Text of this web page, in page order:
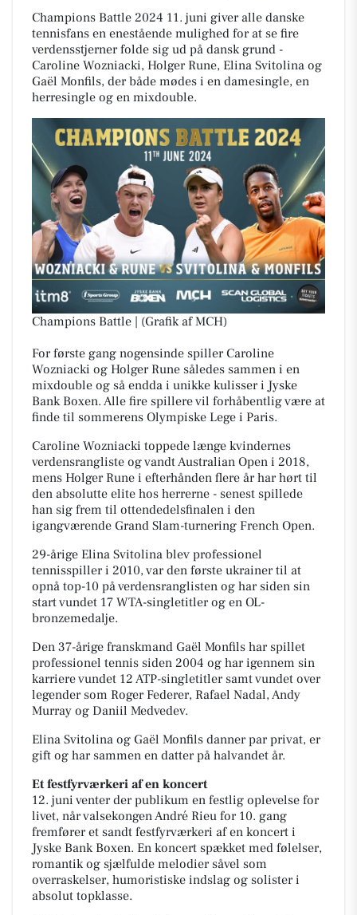
Champions Battle 2024 11. juni giver alle danske
tennisfans en enestående mulighed for at se fire
verdensstjerner folde sig ud på dansk grund -
Caroline Wozniacki, Holger Rune, Elina Svitolina og
Gaël Monfils, der både mødes i en damesingle, en
herresingle og en mixdouble.
Champions Battle | (Grafik af MCH)
For første gang nogensinde spiller Caroline
Wozniacki og Holger Rune således sammen i en
mixdouble og så endda i unikke kulisser i Jyske
Bank Boxen. Alle fire spillere vil forhåbentlig være at
finde til sommerens Olympiske Lege i Paris.
Caroline Wozniacki toppede længe kvindernes
verdensrangliste og vandt Australian Open i 2018,
mens Holger Rune i efterhånden flere år har hørt til
den absolutte elite hos herrerne - senest spillede
han sig frem til ottendedelsfinalen i den
igangværende Grand Slam-turnering French Open.
29-årige Elina Svitolina blev professionel
tennisspiller i 2010, var den første ukrainer til at
opnå top-10 på verdensranglisten og har siden sin
start vundet 17 WTA-singletitler og en OL-
bronzemedalje.
Den 37-årige franskmand Gaël Monfils har spillet
professionel tennis siden 2004 og har igennem sin
karriere vundet 12 ATP-singletitler samt vundet over
legender som Roger Federer, Rafael Nadal, Andy
Murray og Daniil Medvedev.
Elina Svitolina og Gaël Monfils danner par privat, er
gift og har sammen en datter på halvandet år.
Et festfyrværkeri af en koncert
12. juni venter der publikum en festlig oplevelse for
livet, når valsekongen André Rieu for 10. gang
fremfører et sandt festfyrværkeri af en koncert i
Jyske Bank Boxen. En koncert spækket med følelser,
romantik og sjælfulde melodier såvel som
overraskelser, humoristiske indslag og solister i
absolut topklasse.